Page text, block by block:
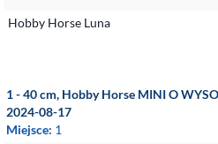
Hobby Horse Luna
1 - 40 cm, Hobby Horse MINI O
2024-08-17
Miejsce: 1